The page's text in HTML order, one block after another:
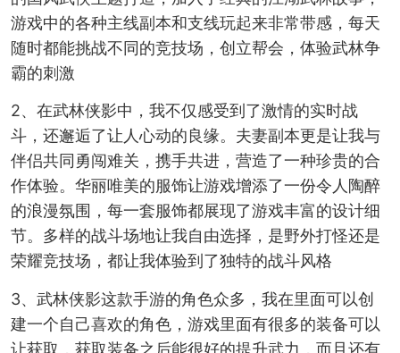
游戏中的各种主线副本和支线玩起来非常带感，每天
随时都能挑战不同的竞技场，创立帮会，体验武林争
霸的刺激
2、在武林侠影中，我不仅感受到了激情的实时战
斗，还邂逅了让人心动的良缘。夫妻副本更是让我与
伴侣共同勇闯难关，携手共进，营造了一种珍贵的合
作体验。华丽唯美的服饰让游戏增添了一份令人陶醉
的浪漫氛围，每一套服饰都展现了游戏丰富的设计细
节。多样的战斗场地让我自由选择，是野外打怪还是
荣耀竞技场，都让我体验到了独特的战斗风格
3、武林侠影这款手游的角色众多，我在里面可以创
建一个自己喜欢的角色，游戏里面有很多的装备可以
让获取，获取装备之后能很好的提升武力，而且还有